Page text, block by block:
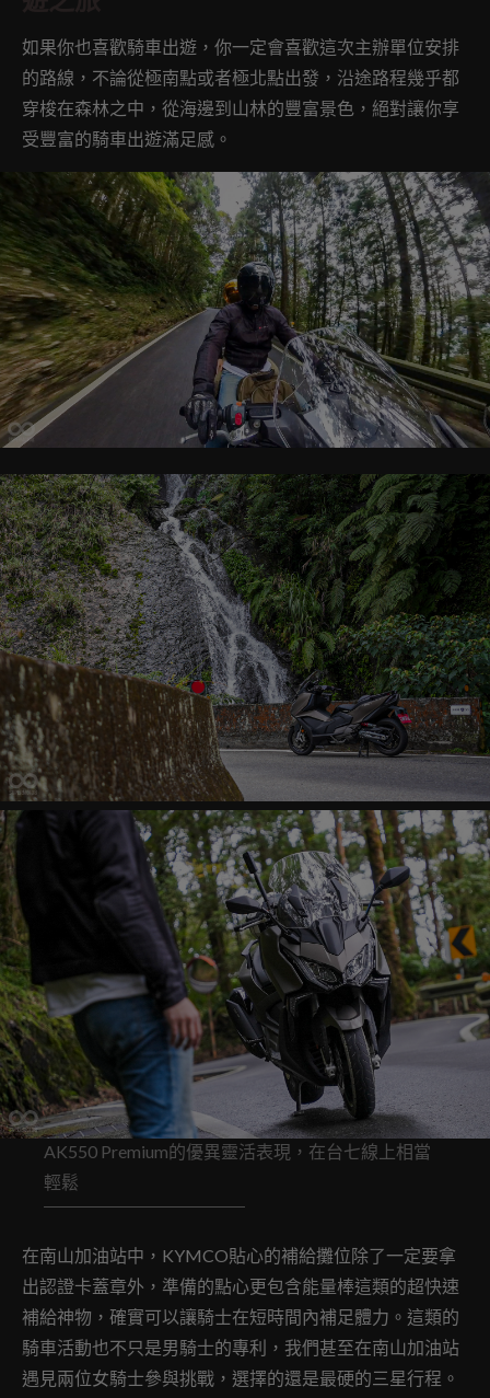
如果你也喜歡騎車出遊，你一定會喜歡這次主辦單位安排
的路線，不論從極南點或者極北點出發，沿途路程幾乎都
穿梭在森林之中，從海邊到山林的豐富景色，絕對讓你享
受豐富的騎車出遊滿足感。
AK550 Premium的優異靈活表現，在台七線上相當
輕鬆
在南山加油站中，KYMCO貼心的補給攤位除了一定要拿
出認證卡蓋章外，準備的點心更包含能量棒這類的超快速
補給神物，確實可以讓騎士在短時間內補足體力。這類的
騎車活動也不只是男騎士的專利，我們甚至在南山加油站
遇見兩位女騎士參與挑戰，選擇的還是最硬的三星行程。